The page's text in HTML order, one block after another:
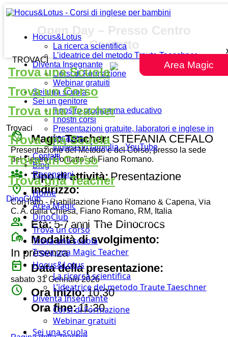
Hocus&Lotus
La ricerca scientifica
L’ideatrice del metodo Traute Taeschner
Diventa Insegnante
Corsi di Formazione
Webinar gratuiti
Sei una scuola
Sei un genitore
Il nostro programma educativo
I nostri corsi
Presentazioni gratuite, laboratori e inglese in
vacanza
Inglese in famiglia - YouTube
Contatti
Blog
Recensioni
Home
Area Magic
DinoClub
Trova un corso
Trova una scuola
Trova una Magic Teacher
Hocus&Lotus
La ricerca scientifica
L’ideatrice del metodo Traute Taeschner
Diventa Insegnante
Corsi di Formazione
Webinar gratuiti
Sei una scuola
Area Magic
TROVACI
Trova una Scuola
Trova un Corso
Trova una Teacher
Trovaci
Trova una Scuola
Trova un Corso
Trova una Teacher
DinoClub
Open Day – Presso Centro
Contatto
face Magic Teacher: STEFANIA CEFALO
Presentazione del Metodo e del Corso, presso la sede
del Centro "Contatto" di Fiano Romano.
diversity_3 Tipo di attività: Presentazione
place Indirizzo:
ConTatto - Riabilitazione Fiano Romano & Capena, Via
C. A. dalla Chiesa, Fiano Romano, RM, Italia
group Età:5-7 anni The Dinocrocs
broadcast_on_personal
Modalità di svolgimento:
In presenza
today Data della presentazione:
sabato 31 Gennaio 2026
watch_later Ora inizio:10:30
Ora fine:11:30